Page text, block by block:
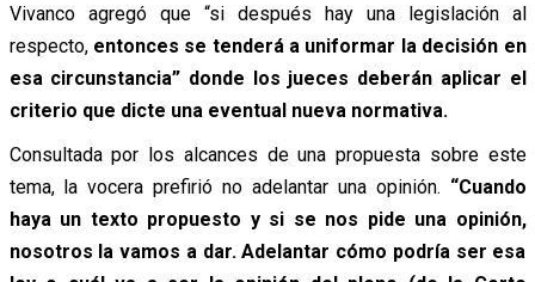
Vivanco agregó que “si después hay una legislación al
respecto, entonces se tenderá a uniformar la decisión en
esa circunstancia” donde los jueces deberán aplicar el
criterio que dicte una eventual nueva normativa.
Consultada por los alcances de una propuesta sobre este
tema, la vocera prefirió no adelantar una opinión. “Cuando
haya un texto propuesto y si se nos pide una opinión,
nosotros la vamos a dar. Adelantar cómo podría ser esa